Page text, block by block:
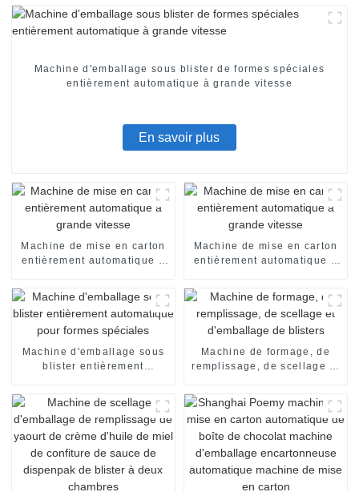
Machine d'emballage sous blister de formes spéciales
entièrement automatique à grande vitesse
En savoir plus
Machine de mise en carton
entièrement automatique à
Machine de mise en carton
entièrement automatique à
Machine d'emballage sous
blister entièrement
Machine de formage, de
remplissage, de scellage et